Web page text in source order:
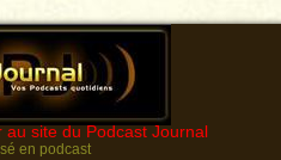
site du Podcast Journal
en podcast